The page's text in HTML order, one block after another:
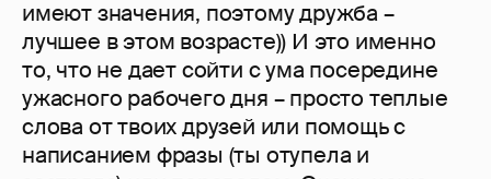
имеют значения, поэтому дружба –
лучшее в этом возрасте)) И это именно
то, что не дает сойти с ума посередине
ужасного рабочего дня – просто теплые
слова от твоих друзей или помощь с
написанием фразы (ты отупела и